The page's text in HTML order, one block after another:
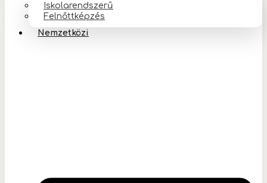
Iskolarendszerű
Felnőttképzés
Nemzetközi